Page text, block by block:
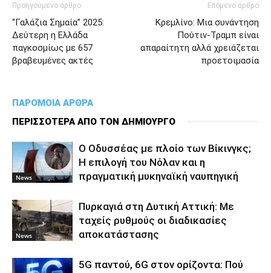
Προηγούμενο άρθρο
“Γαλάζια Σημαία” 2025:
Δεύτερη η Ελλάδα
παγκοσμίως με 657
βραβευμένες ακτές
Επόμενο άρθρο
Κρεμλίνο: Μια συνάντηση
Πούτιν-Τραμπ είναι
απαραίτητη αλλά χρειάζεται
προετοιμασία
ΠΑΡΟΜΟΙΑ ΑΡΘΡΑ
ΠΕΡΙΣΣΟΤΕΡΑ ΑΠΟ ΤΟΝ ΔΗΜΙΟΥΡΓΟ
News
Ο Οδυσσέας με πλοίο των Βίκινγκς;
Η επιλογή του Νόλαν και η
πραγματική μυκηναϊκή ναυπηγική
News
Πυρκαγιά στη Δυτική Αττική: Με
ταχείς ρυθμούς οι διαδικασίες
αποκατάστασης
5G παντού, 6G στον ορίζοντα: Πού